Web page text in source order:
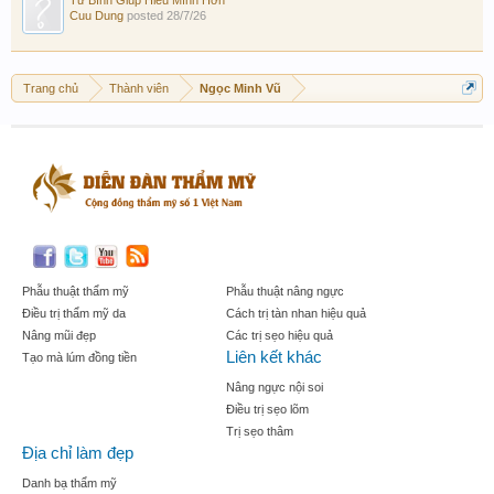
Cuu Dung posted 28/7/26
Trang chủ Thành viên Ngọc Minh Vũ
Phẫu thuật thẩm mỹ
Điều trị thẩm mỹ da
Nâng mũi đẹp
Tạo mà lúm đồng tiền
Phẫu thuật nâng ngực
Cách trị tàn nhan hiệu quả
Các trị sẹo hiệu quả
Liên kết khác
Nâng ngực nội soi
Điều trị sẹo lõm
Trị sẹo thâm
Địa chỉ làm đẹp
Danh bạ thẩm mỹ